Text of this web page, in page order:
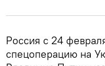
Россия с 24
спецоперацию на